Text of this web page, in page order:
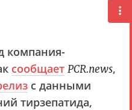
компания-
сообщает PCR.news,
с данными
тирзепатида,